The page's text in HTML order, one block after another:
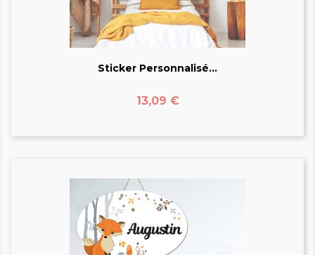
Sticker Personnalisé...
Prix
13,09 €